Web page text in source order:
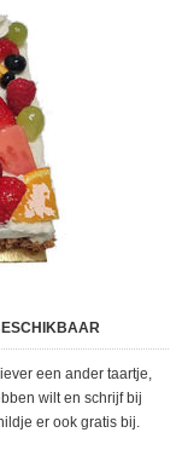
een ander taartje,
wilt en schrijf bij
er ook gratis bij.